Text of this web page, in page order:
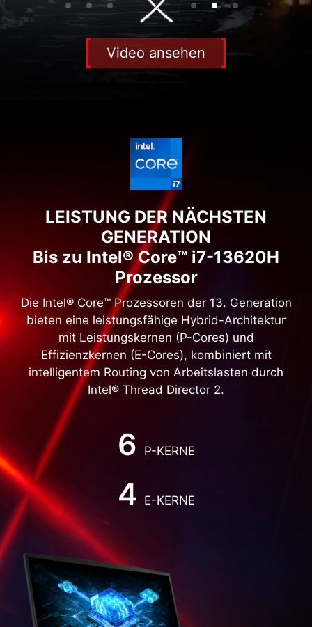
Intel® Core™ i7-13620H Prozessor
16 GB DDR5 / 1 TB M.2 PCIe SSD
(MSI empfiehlt Windows 11 Pro für Unternehmen.)
NVIDIA® GeForce RTX™ 4060 Laptop GPU
Katana 17 B13VFK-1011
Intel® Core™ i7-13620H Prozessor
Full HD, 144 Hz
NVIDIA® GeForce RTX™ 4060 Laptop GPU
16 GB DDR5 / 1 TB M.2 PCIe SSD
Video ansehen
LEISTUNG DER NÄCHSTEN
GENERATION
Bis zu Intel® Core™ i7-13620H
Prozessor
Die Intel® Core™ Prozessoren der 13. Generation
bieten eine leistungsfähige Hybrid-Architektur
mit Leistungskernen (P-Cores) und
Effizienzkernen (E-Cores), kombiniert mit
intelligentem Routing von Arbeitslasten durch
Intel® Thread Director 2.
6 P-KERNE
4 E-KERNE